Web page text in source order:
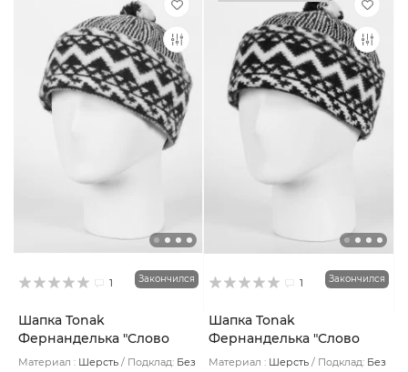
1 Закончился
Шапка Tonak
Фернанделька "Слово
пацана" цвет Зигзаг
Материал : Шерсть Подклад: Без
1 Закончился
Шапка Tonak
Фернанделька "Слово
пацана" цвет Зигзаг
Материал : Шерсть Подклад: Без